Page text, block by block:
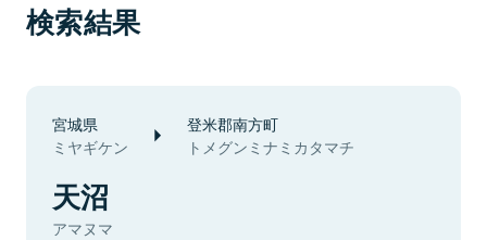
検索結果
宮城県
ミヤギケン
登米郡南方町
トメグンミナミカタマチ
天沼
アマヌマ